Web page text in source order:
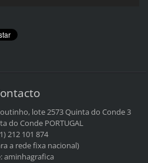
lote 2573Quinta do Conde 3
do CondePORTUGAL
212 101 874
a rede fixa nacional)
aminhagrafica